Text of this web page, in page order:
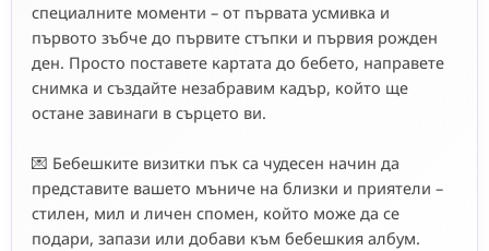
специалните моменти – от първата усмивка и
първото зъбче до първите стъпки и първия рожден
ден. Просто поставете картата до бебето, направете
снимка и създайте незабравим кадър, който ще
остане завинаги в сърцето ви.
💌 Бебешките визитки пък са чудесен начин да
представите вашето мъниче на близки и приятели –
стилен, мил и личен спомен, който може да се
подари, запази или добави към бебешкия албум.